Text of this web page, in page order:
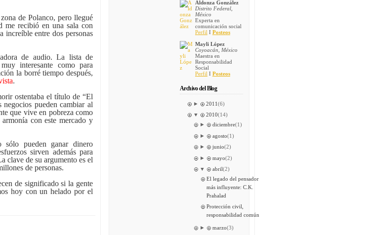
de Polanco, pero llegué
me recibió en una sala con
increíble entre dos personas
de audio. La lista de
interesante como para
la borré tiempo después,
.
ostentaba el título de “El
negocios pueden cambiar al
que vive en pobreza como
con este mercado y
sólo pueden ganar dinero
sirven además para
clave de su argumento es el
de personas.
de significado si la gente
hoy con un helado por el
Aldonza González
Distrito Federal,
México
Experta en
comunicación social
Perfil I Posteos
Mayli López
Coyoacán, México
Maestra en
Responsabilidad
Social
Perfil I Posteos
Archivo del Blog
► 2011(6)
▼
2010(14)
►
diciembre(1)
►
agosto(1)
►
junio(2)
►
mayo(2)
▼
abril(2)
El legado del pensador
más influyente: C.K.
Prahalad
Protección civil,
responsabilidad común
► marzo(3)